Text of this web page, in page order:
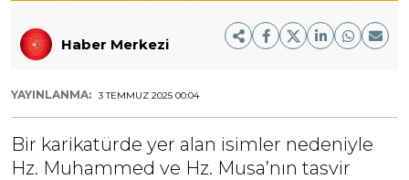
Haber Merkezi
YAYINLANMA: 3 TEMMUZ 2025 00:04
Bir karikatürde yer alan isimler nedeniyle
Hz. Muhammed ve Hz. Musa’nın tasvir